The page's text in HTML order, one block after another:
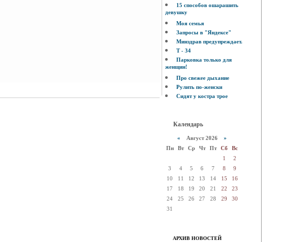
15 способов ошарашить
девушку
Моя семья
Запросы в "Яндексе"
Минздрав предупреждает.
Т - 34
Парковка только для
женщин!
Про свежее дыхание
Рулить по-женски
Сидят у костра трое
Календарь
« Август 2026 »
Пн
Вт Ср Чт Пт Сб
Вс
1
2
3
4 5 6 7 8
9
10
11 12 13 14 15
16
17
18 19 20 21 22
23
24
25 26 27 28 29
30
31
АРХИВ НОВОСТЕЙ